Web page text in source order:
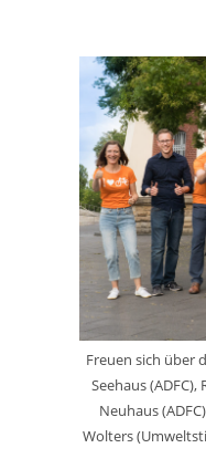
Freuen sich über
Seehaus
Neuhaus
Wolters